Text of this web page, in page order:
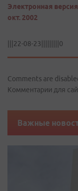
Электронная
окт. 2002
|||22-08-23|||||||||0
Comments are
Комментарии для
Важные